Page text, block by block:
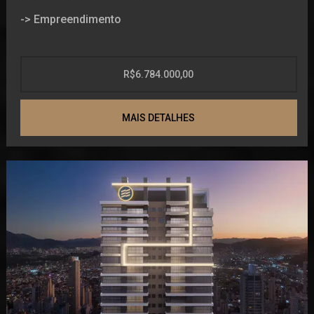
Mini quadra
Piso aquecido nos banheiros
Apartamentos com 131m² à 271m² privativos
Até 4 vagas de garagem
Plantas flexíveis
Acesso direto através de elevador privativo
Piso porcelanato nas áreas sociais
Forro? de gesso em todos os ambientes?
Ponto para desembaçadores de espelhos nas
suítes?
-> Empreendimento
Hall de entrada decorado e mobiliado
Lounge
Hidromassagem
Guarita de segurança
Fitness
Piscina coberta
Brinquedoteca
Playground
Salão de festas
R$6.784.000,00
MAIS DETALHES